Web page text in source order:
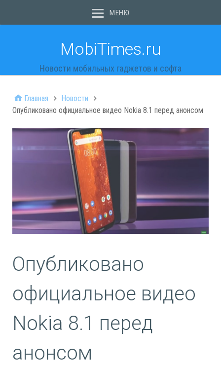
МЕНЮ
MobiTimes.ru
Новости мобильных гаджетов и софта
Главная
Новости
Опубликовано официальное видео Nokia 8.1 перед анонсом
Опубликовано
официальное видео
Nokia 8.1 перед
анонсом